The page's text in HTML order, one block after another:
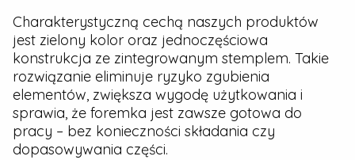
Charakterystyczną cechą naszych produktów
jest zielony kolor oraz jednoczęściowa
konstrukcja ze zintegrowanym stemplem. Takie
rozwiązanie eliminuje ryzyko zgubienia
elementów, zwiększa wygodę użytkowania i
sprawia, że foremka jest zawsze gotowa do
pracy – bez konieczności składania czy
dopasowywania części.